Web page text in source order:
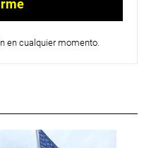
en cualquier momento.